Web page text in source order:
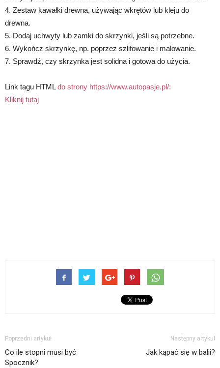
4. Zestaw kawałki drewna, używając wkrętów lub kleju do
drewna.
5. Dodaj uchwyty lub zamki do skrzynki, jeśli są potrzebne.
6. Wykończ skrzynkę, np. poprzez szlifowanie i malowanie.
7. Sprawdź, czy skrzynka jest solidna i gotowa do użycia.
Link tagu HTMLdo strony https://www.autopasje.pl/:
Kliknij tutaj
Poprzedni artykuł
Co ile stopni musi być
Spocznik?
Następny artykuł
Jak kąpać się w balii?